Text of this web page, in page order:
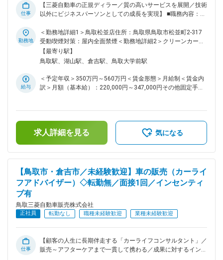
仕事
【三菱自動車の正規ディラー／質の高いサービスを展開／技術
以外にビジネスパーソンとしての成長を実現】 ■職務内容：
・車両整備(有資格者)、洗車、タイヤ交換等(無資格者) ・自動
車の分解・組立、修理、定期点検 ・見積書、作業報告書の作
成 など ■業務特徴 ・クルマの点検・整備を通して、お客様
に安全・安心を提供していただくお仕事です。整備はクルマを
しくないと考えています。お客様のお出迎えからお見送りま
で、顧客としっかりとコミュニケーションをとり、笑顔で帰っ
す。 ・高いレベルの整備・点検サービスの提供を目指し、専
門的な技術や知識等に加え、お客様対応力を身につけるための
教育、各種研修を実施。 また技術力の確認の場としてサービ
ス技術コンテストを開催しています。 ■配属先情報： 鳥取市
山店) 倉吉市内店舗のいずれかでの勤務となります。 ■企業、
求人の特色： ・自動車の販売や納車後の車検、アフターメン
テナンスサービスなどを提供する三菱自動車の販売会社です
・クルマの点検・整備を通して、お客様に安全・安心を提供す
の範囲：会社の定める業務
勤務地
＜勤務地詳細1＞鳥取松並店住所：鳥取県鳥取市松並町2-317
受動喫煙対策：屋内全面禁煙＜勤務地詳細2＞クリーンカーと
っとり住所：鳥取県鳥取市湖山町東3-6 受動喫煙対策：屋内全
面禁煙＜勤務地詳細3＞倉吉八屋店住所：鳥取県倉吉市八屋
内全面禁煙変更の範囲：会社の定める事業所
【最寄り駅】
鳥取駅、湖山駅、倉吉駅、鳥取大学前駅
給与
＜予定年収＞350万円～560万円＜賃金形態＞月給制＜賃金内
訳＞月額（基本給）：220,000円～347,000円その他固定手当/
じて上下する可能性があります。月給(月額)は固定手当を含め
た表記です。
求人詳細を見る 気になる
【鳥取市・倉吉市／未経験歓迎】車の販売（カーライ
フアドバイザー）◇転勤無／面接1回／インセンティ
ブ有
鳥取三菱自動車販売株式会社
正社員 転勤なし 職種未経験歓迎 業種未経験歓迎
仕事
【顧客の人生に長期伴走する「カーライフコンサルタント」／
販売～アフターケアまで一貫して携わる／成果に対するインセ